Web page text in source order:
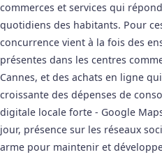
commerces et services qui
quotidiens des habitants. Pour
concurrence vient à la fois des
présentes dans les centres
Cannes, et des achats en ligne
croissante des dépenses de
digitale locale forte - Google
jour, présence sur les réseaux
arme pour maintenir et